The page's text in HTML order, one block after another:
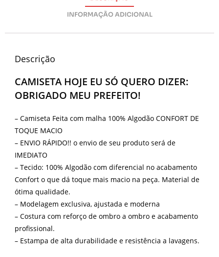
INFORMAÇÃO ADICIONAL
Descrição
CAMISETA HOJE EU SÓ QUERO DIZER:
OBRIGADO MEU PREFEITO!
– Camiseta Feita com malha 100% Algodão CONFORT DE
TOQUE MACIO
– ENVIO RÁPIDO!! o envio de seu produto será de
IMEDIATO
– Tecido: 100% Algodão com diferencial no acabamento
Confort o que dá toque mais macio na peça. Material de
ótima qualidade.
– Modelagem exclusiva, ajustada e moderna
– Costura com reforço de ombro a ombro e acabamento
profissional.
– Estampa de alta durabilidade e resistência a lavagens.